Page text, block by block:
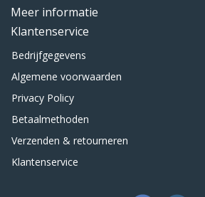
Meer informatie
Klantenservice
Bedrijfgegevens
Algemene voorwaarden
Privacy Policy
Betaalmethoden
Verzenden & retourneren
Klantenservice